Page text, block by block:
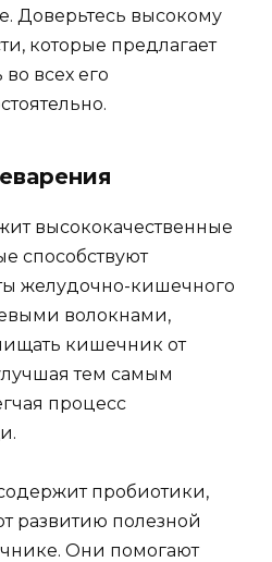
Доверьтесь высокому
которые предлагает
всех его
высококачественные
способствуют
желудочно-кишечного
волокнами,
кишечник от
тем самым
процесс
пробиотики,
развитию полезной
Они помогают